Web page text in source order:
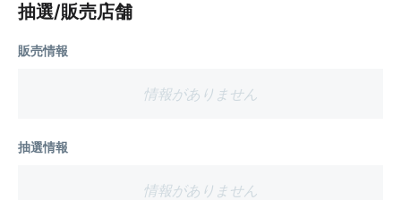
抽選/販売店舗
販売情報
情報がありません
抽選情報
情報がありません